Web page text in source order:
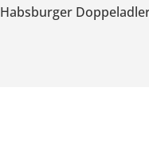
Habsburger